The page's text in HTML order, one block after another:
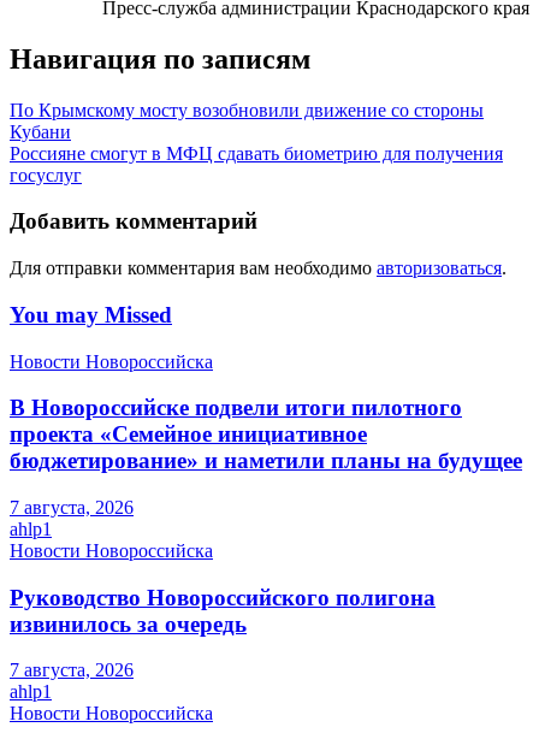
Пресс-служба администрации Краснодарского края
Навигация по записям
По Крымскому мосту возобновили движение со стороны
Кубани
Россияне смогут в МФЦ сдавать биометрию для получения
госуслуг
Добавить комментарий
Для отправки комментария вам необходимо авторизоваться.
You may Missed
Новости Новороссийска
В Новороссийске подвели итоги пилотного
проекта «Семейное инициативное
бюджетирование» и наметили планы на будущее
7 августа, 2026
ahlp1
Новости Новороссийска
Руководство Новороссийского полигона
извинилось за очередь
7 августа, 2026
ahlp1
Новости Новороссийска